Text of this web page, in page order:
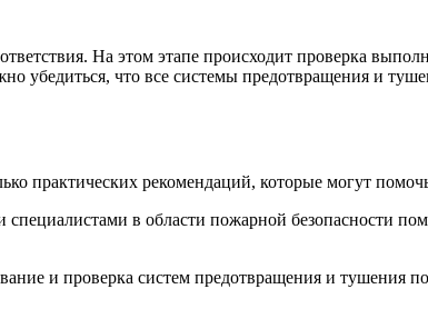
На этом этапе происходит проверка
убедиться, что все системы предотвращения и
практических рекомендаций, которые могут
в области пожарной безопасности
и проверка систем предотвращения и тушения